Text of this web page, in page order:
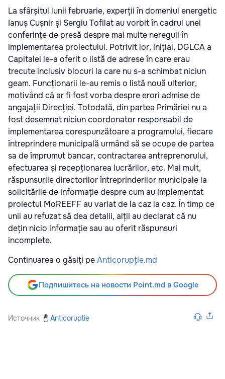
La sfârșitul lunii februarie, experții în domeniul energetic
Ianuș Cușnir și Sergiu Tofilat au vorbit în cadrul unei
conferințe de presă despre mai multe nereguli în
implementarea proiectului. Potrivit lor, inițial, DGLCA a
Capitalei le-a oferit o listă de adrese în care erau
trecute inclusiv blocuri la care nu s-a schimbat niciun
geam. Funcționarii le-au remis o listă nouă ulterior,
motivând că ar fi fost vorba despre erori admise de
angajații Direcției. Totodată, din partea Primăriei nu a
fost desemnat niciun coordonator responsabil de
implementarea corespunzătoare a programului, fiecare
întreprindere municipală urmând să se ocupe de partea
sa de împrumut bancar, contractarea antreprenorului,
efectuarea și recepționarea lucrărilor, etc. Mai mult,
răspunsurile directorilor întreprinderilor municipale la
solicitările de informație despre cum au implementat
proiectul MoREEFF au variat de la caz la caz. În timp ce
unii au refuzat să dea detalii, alții au declarat că nu
dețin nicio informație sau au oferit răspunsuri
incomplete.
Continuarea o găsiți peAnticorupție.md
Подпишитесь на новости Point.md в Google
Источник Anticoruptie